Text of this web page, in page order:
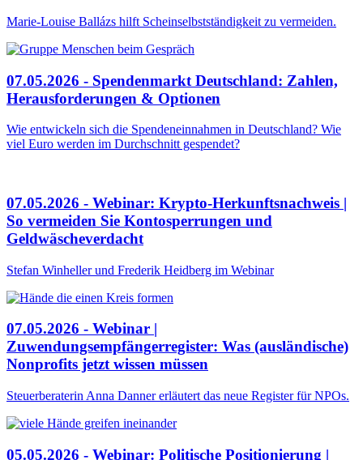
Marie-Louise Ballázs hilft Scheinselbstständigkeit zu vermeiden.
07.05.2026 - Spendenmarkt Deutschland: Zahlen,
Herausforderungen & Optionen
Wie entwickeln sich die Spendeneinnahmen in Deutschland? Wie
viel Euro werden im Durchschnitt gespendet?
07.05.2026 - Webinar: Krypto-Herkunftsnachweis |
So vermeiden Sie Kontosperrungen und
Geldwäscheverdacht
Stefan Winheller und Frederik Heidberg im Webinar
07.05.2026 - Webinar |
Zuwendungsempfängerregister: Was (ausländische)
Nonprofits jetzt wissen müssen
Steuerberaterin Anna Danner erläutert das neue Register für NPOs.
05.05.2026 - Webinar: Politische Positionierung |